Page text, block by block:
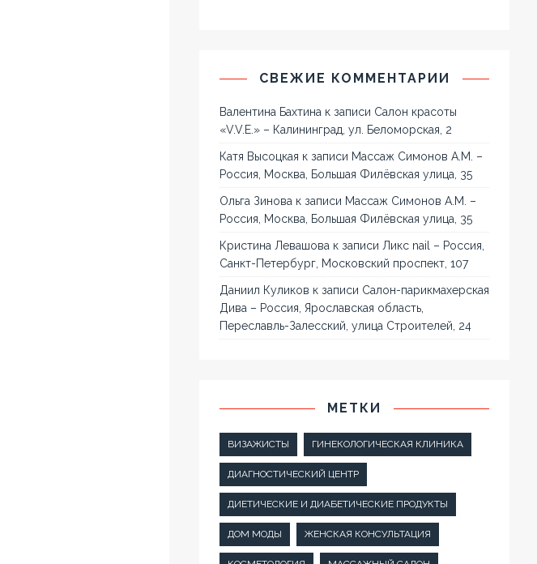
СВЕЖИЕ КОММЕНТАРИИ
Валентина Бахтина к записи Салон красоты
«V.V.E.» – Калининград, ул. Беломорская, 2
Катя Высоцкая к записи Массаж Симонов А.М. –
Россия, Москва, Большая Филёвская улица, 35
Ольга Зинова к записи Массаж Симонов А.М. –
Россия, Москва, Большая Филёвская улица, 35
Кристина Левашова к записиЛикс nail – Россия,
Санкт-Петербург, Московский проспект, 107
Даниил Куликов к записи Салон-парикмахерская
Дива – Россия, Ярославская область,
Переславль-Залесский, улица Строителей, 24
МЕТКИ
ВИЗАЖИСТЫ ГИНЕКОЛОГИЧЕСКАЯ КЛИНИКА
ДИАГНОСТИЧЕСКИЙ ЦЕНТР
ДИЕТИЧЕСКИЕ И ДИАБЕТИЧЕСКИЕ ПРОДУКТЫ
ДОМ МОДЫ ЖЕНСКАЯ КОНСУЛЬТАЦИЯ